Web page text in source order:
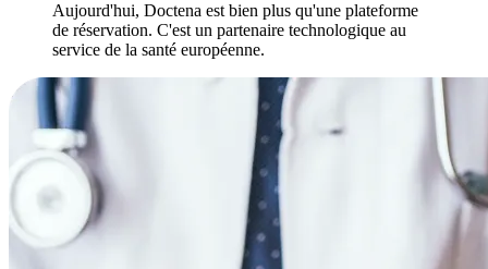
Aujourd'hui, Doctena est bien plus qu'une plateforme
de réservation. C'est un partenaire technologique au
service de la santé européenne.